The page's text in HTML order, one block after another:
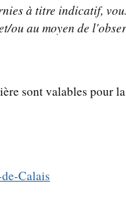
à titre indicatif,
ou au moyen de
sont valables pour
Calais